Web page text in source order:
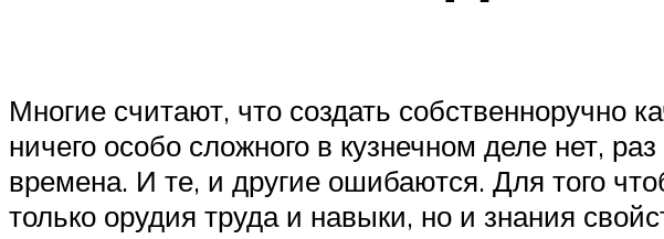
Многие считают, что создать собственноручно
ничего особо сложного в кузнечном деле нет,
времена. И те, и другие ошибаются. Для того
только орудия труда и навыки, но и знания